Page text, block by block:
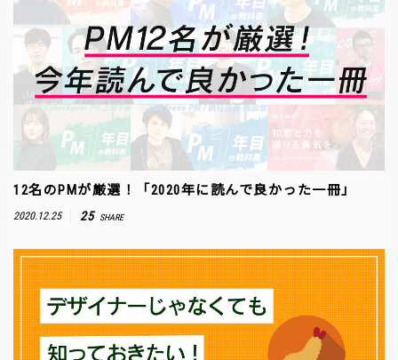
12名のPMが厳選！「2020年に読んで良かった一冊」
2020.12.25 25 SHARE